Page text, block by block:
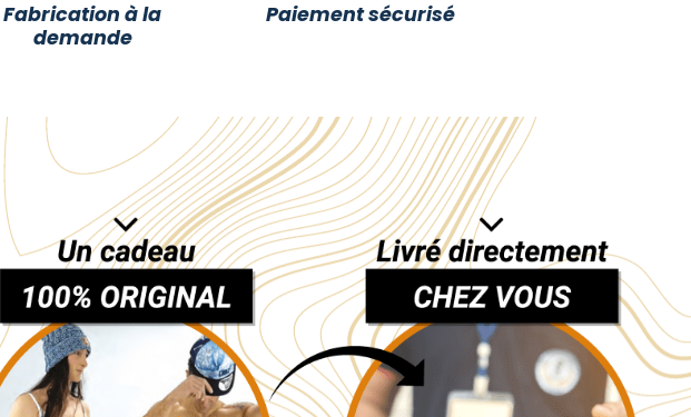
Fabrication à la
demande
Paiement sécurisé